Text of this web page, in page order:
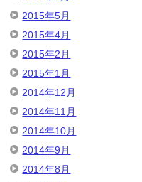
2015年5月
2015年4月
2015年2月
2015年1月
2014年12月
2014年11月
2014年10月
2014年9月
2014年8月